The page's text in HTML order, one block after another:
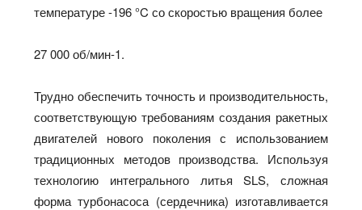
температуре -196 °C со скоростью вращения более
27 000 об/мин-1.
Трудно обеспечить точность и производительность,
соответствующую требованиям создания ракетных
двигателей нового поколения с использованием
традиционных методов производства. Используя
технологию интегрального литья SLS, сложная
форма турбонасоса (сердечника) изготавливается